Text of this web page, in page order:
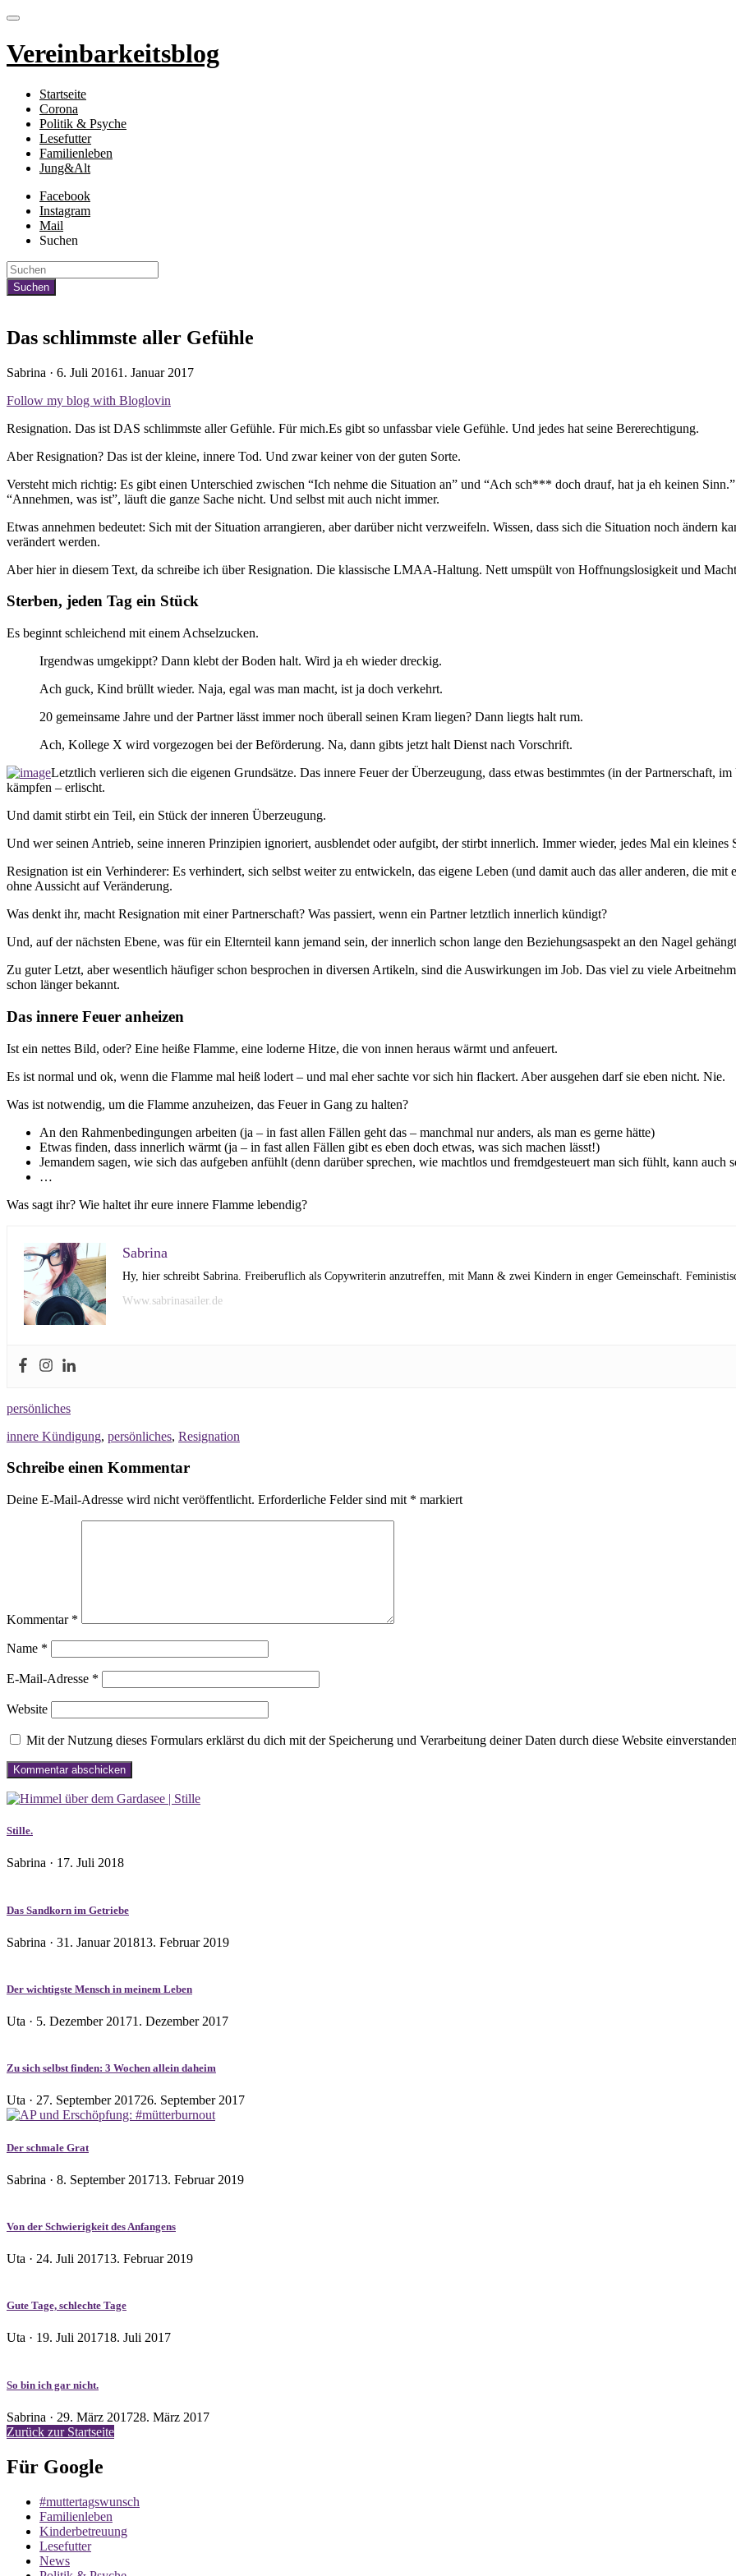
Vereinbarkeitsblog
Startseite
Corona
Politik & Psyche
Lesefutter
Familienleben
Jung&Alt
Facebook
Instagram
Mail
Suchen
Das schlimmste aller Gefühle
Sabrina · Veröffentlicht
6. Juli 20161. Januar 2017
Follow my blog with Bloglovin
Resignation. Das ist DAS schlimmste aller Gefühle. Für mich.Es gibt so unfassbar viele Gefühle. Und jedes hat seine Bererechtigung.
Aber Resignation? Das ist der kleine, innere Tod. Und zwar keiner von der guten Sorte.
Versteht mich richtig: Es gibt einen Unterschied zwischen “Ich nehme die Situation an” und “Ach sch*** doch drauf, hat ja eh keinen
“Annehmen, was ist”, läuft die ganze Sache nicht. Und selbst mit auch nicht immer.
Etwas annehmen bedeutet: Sich mit der Situation arrangieren, aber darüber nicht verzweifeln. Wissen, dass sich die Situation noch ändern
verändert werden.
Aber hier in diesem Text, da schreibe ich über Resignation. Die klassische LMAA-Haltung. Nett umspült von Hoffnungslosigkeit und
Sterben, jeden Tag ein Stück
Es beginnt schleichend mit einem Achselzucken.
Irgendwas umgekippt? Dann klebt der Boden halt. Wird ja eh wieder dreckig.
Ach guck, Kind brüllt wieder. Naja, egal was man macht, ist ja doch verkehrt.
20 gemeinsame Jahre und der Partner lässt immer noch überall seinen Kram liegen? Dann liegts halt rum.
Ach, Kollege X wird vorgezogen bei der Beförderung. Na, dann gibts jetzt halt Dienst nach Vorschrift.
Letztlich verlieren sich die eigenen Grundsätze. Das innere Feuer der Überzeugung, dass etwas bestimmtes (in der
kämpfen – erlischt.
Und damit stirbt ein Teil, ein Stück der inneren Überzeugung.
Und wer seinen Antrieb, seine inneren Prinzipien ignoriert, ausblendet oder aufgibt, der stirbt innerlich. Immer wieder, jedes Mal ein kleines
Resignation ist ein Verhinderer: Es verhindert, sich selbst weiter zu entwickeln, das eigene Leben (und damit auch das aller anderen, die
ohne Aussicht auf Veränderung.
Was denkt ihr, macht Resignation mit einer Partnerschaft? Was passiert, wenn ein Partner letztlich innerlich kündigt?
Und, auf der nächsten Ebene, was für ein Elternteil kann jemand sein, der innerlich schon lange den Beziehungsaspekt an den Nagel
Zu guter Letzt, aber wesentlich häufiger schon besprochen in diversen Artikeln, sind die Auswirkungen im Job. Das viel zu viele
schon länger bekannt.
Das innere Feuer anheizen
Ist ein nettes Bild, oder? Eine heiße Flamme, eine loderne Hitze, die von innen heraus wärmt und anfeuert.
Es ist normal und ok, wenn die Flamme mal heiß lodert – und mal eher sachte vor sich hin flackert. Aber ausgehen darf sie eben nicht. Nie.
Was ist notwendig, um die Flamme anzuheizen, das Feuer in Gang zu halten?
An den Rahmenbedingungen arbeiten (ja – in fast allen Fällen geht das – manchmal nur anders, als man es gerne hätte)
Etwas finden, dass innerlich wärmt (ja – in fast allen Fällen gibt es eben doch etwas, was sich machen lässt!)
Jemandem sagen, wie sich das aufgeben anfühlt (denn darüber sprechen, wie machtlos und fremdgesteuert man sich fühlt, kann auch
…
Was sagt ihr? Wie haltet ihr eure innere Flamme lebendig?
Sabrina
Hy, hier schreibt Sabrina. Freiberuflich als Copywriterin anzutreffen, mit Mann & zwei Kindern in enger Gemeinschaft.
Www.sabrinasailer.de
persönliches
innere Kündigung, persönliches, Resignation
Schreibe einen Kommentar
Deine E-Mail-Adresse wird nicht veröffentlicht. Erforderliche Felder sind mit * markiert
Kommentar *
Name *
E-Mail-Adresse *
Website
Mit der Nutzung dieses Formulars erklärst du dich mit der Speicherung und Verarbeitung deiner Daten durch diese Website
Stille.
Sabrina · Veröffentlicht
17. Juli 2018
Das Sandkorn im Getriebe
Sabrina · Veröffentlicht
31. Januar 201813. Februar 2019
Der wichtigste Mensch in meinem Leben
Uta · Veröffentlicht
5. Dezember 20171. Dezember 2017
Zu sich selbst finden: 3 Wochen allein daheim
Uta · Veröffentlicht
am
27. September 201726. September 2017
Der schmale Grat
Sabrina · Veröffentlicht
8. September 201713. Februar 2019
Von der Schwierigkeit des Anfangens
Uta · Veröffentlicht
24. Juli 201713. Februar 2019
Gute Tage, schlechte Tage
Uta · Veröffentlicht
19. Juli 201718. Juli 2017
So bin ich gar nicht.
Sabrina · Veröffentlicht
am
29. März 201728. März 2017
Zurück zur Startseite
Für Google
#muttertagswunsch
Familienleben
Kinderbetreuung
Lesefutter
News